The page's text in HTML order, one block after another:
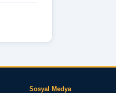
Sosyal Medya